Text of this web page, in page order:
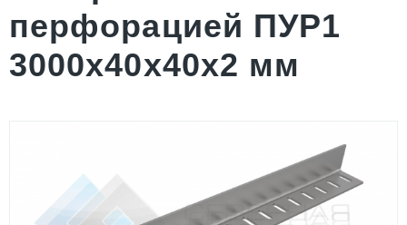
перфорацией ПУР1
3000x40x40x2 мм